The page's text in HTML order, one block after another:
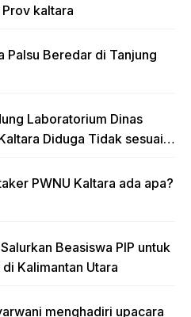
kaltara
Palsu Beredar di Tanjung
Laboratorium Dinas
Diduga Tidak sesuai
PWNU Kaltara ada apa?
Beasiswa PIP untuk
Kalimantan Utara
menghadiri upacara